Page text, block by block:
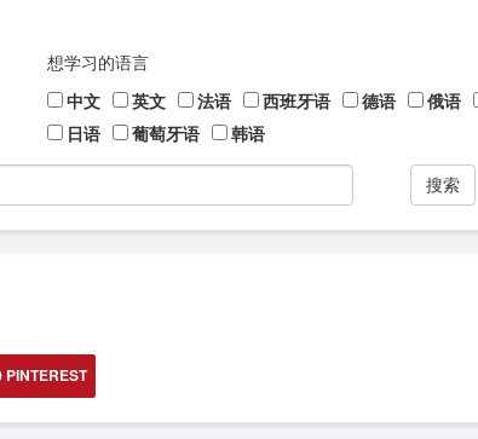
想学习的语言
中文
英文 法语 西班牙语 德语 俄语
日语
葡萄牙语 韩语
搜索
PINTEREST